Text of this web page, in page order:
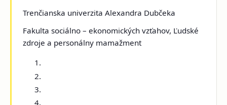
Trenčianska univerzita Alexandra Dubčeka
Fakulta sociálno – ekonomických vzťahov, Ľudské
zdroje a personálny mamažment